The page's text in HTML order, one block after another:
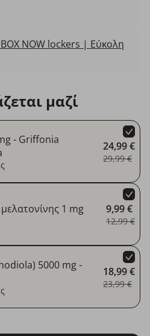
NOW lockers | Εύκολη
μαζί
- Griffonia
24,99 €
29,99 €
1 mg 9,99 €
12,99 €
5000 mg -
18,99 €
23,99 €